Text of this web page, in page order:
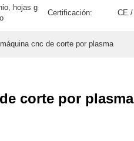
hojas g
Certificación: CE
cnc de corte por plasma
corte por